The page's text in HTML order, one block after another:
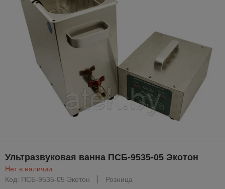
Ультразвуковая ванна ПСБ-9535-05 Экотон
Нет в наличии
Код: ПСБ-9535-05 Экотон
Розница